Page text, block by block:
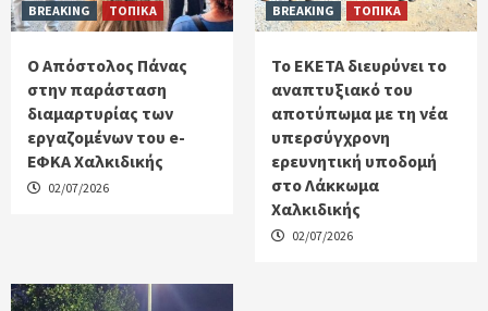
BREAKING ΤΟΠΙΚΑ
Ο Απόστολος Πάνας
στην παράσταση
διαμαρτυρίας των
εργαζομένων του e-
ΕΦΚΑ Χαλκιδικής
02/07/2026
BREAKING ΤΟΠΙΚΑ
Το ΕΚΕΤΑ διευρύνει το
αναπτυξιακό του
αποτύπωμα με τη νέα
υπερσύγχρονη
ερευνητική υποδομή
στο Λάκκωμα
Χαλκιδικής
02/07/2026